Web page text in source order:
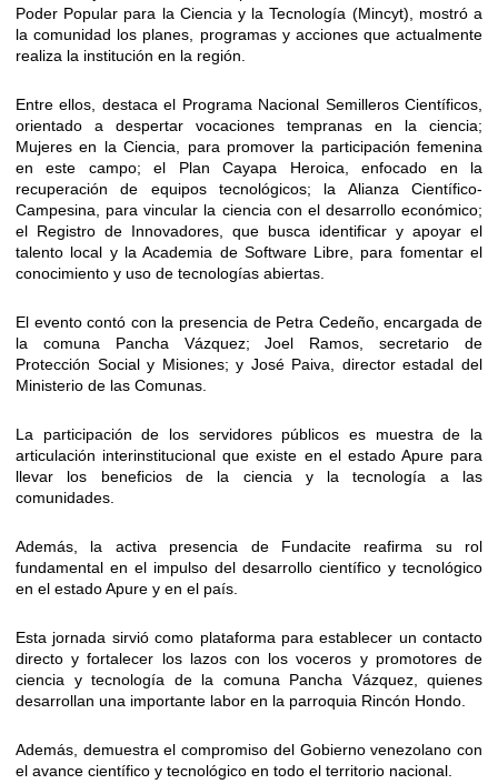
Poder Popular para la Ciencia y la Tecnología (Mincyt), mostró a
la comunidad los planes, programas y acciones que actualmente
realiza la institución en la región.
Entre ellos, destaca el Programa Nacional Semilleros Científicos,
orientado a despertar vocaciones tempranas en la ciencia;
Mujeres en la Ciencia, para promover la participación femenina
en este campo; el Plan Cayapa Heroica, enfocado en la
recuperación de equipos tecnológicos; la Alianza Científico-
Campesina, para vincular la ciencia con el desarrollo económico;
el Registro de Innovadores, que busca identificar y apoyar el
talento local y la Academia de Software Libre, para fomentar el
conocimiento y uso de tecnologías abiertas.
El evento contó con la presencia de Petra Cedeño, encargada de
la comuna Pancha Vázquez; Joel Ramos, secretario de
Protección Social y Misiones; y José Paiva, director estadal del
Ministerio de las Comunas.
La participación de los servidores públicos es muestra de la
articulación interinstitucional que existe en el estado Apure para
llevar los beneficios de la ciencia y la tecnología a las
comunidades.
Además, la activa presencia de Fundacite reafirma su rol
fundamental en el impulso del desarrollo científico y tecnológico
en el estado Apure y en el país.
Esta jornada sirvió como plataforma para establecer un contacto
directo y fortalecer los lazos con los voceros y promotores de
ciencia y tecnología de la comuna Pancha Vázquez, quienes
desarrollan una importante labor en la parroquia Rincón Hondo.
Además, demuestra el compromiso del Gobierno venezolano con
el avance científico y tecnológico en todo el territorio nacional.